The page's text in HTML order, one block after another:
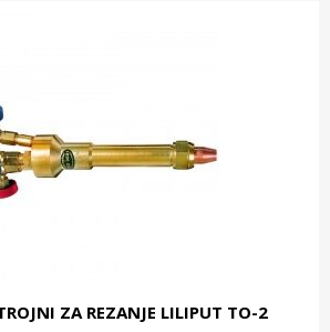
ZA REZANJE LILIPUT TO-2